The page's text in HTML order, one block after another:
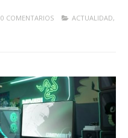
0 COMENTARIOS ACTUALIDAD,